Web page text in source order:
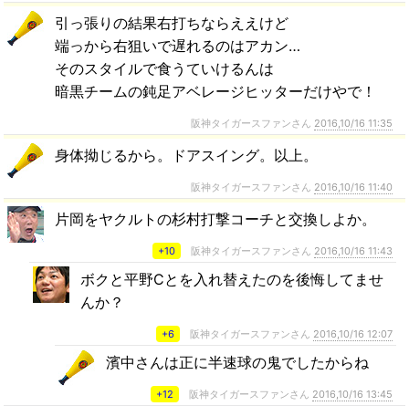
引っ張りの結果右打ちならええけど
端っから右狙いで遅れるのはアカン…
そのスタイルで食うていけるんは
暗黒チームの鈍足アベレージヒッターだけやで！
阪神タイガースファンさん 2016,10/16 11:35
身体拗じるから。ドアスイング。以上。
阪神タイガースファンさん 2016,10/16 11:40
片岡をヤクルトの杉村打撃コーチと交換しよか。
+10 阪神タイガースファンさん 2016,10/16 11:43
ボクと平野Cとを入れ替えたのを後悔してませ
んか？
+6 阪神タイガースファンさん 2016,10/16 12:07
濱中さんは正に半速球の鬼でしたからね
+12 阪神タイガースファンさん 2016,10/16 13:45